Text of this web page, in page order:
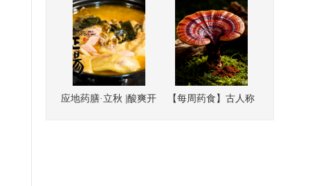
应地药膳·立秋 |酸爽开
【每周药食】古人称